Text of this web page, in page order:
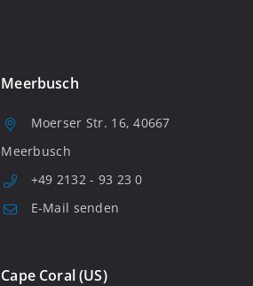
Meerbusch
Moerser Str. 16, 40667
Meerbusch
+49 2132 - 93 23 0
E-Mail senden
Cape Coral (US)